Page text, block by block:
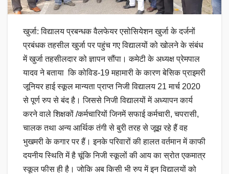
खुर्जा: विद्यालय प्रबन्धक वैलफेयर एसोसियेशन खुर्जा के दर्जनों
प्रबंधक तहसील खुर्जा पर पहुंच गए विद्यालयों को खोलने के संबंध
में खुर्जा तहसीलदार को ज्ञापन सौंपा। कमेटी के अध्यक्ष प्रेमपाल
यादव ने बताया कि कोविड-19 महामारी के कारण बेसिक प्राइमरी
जूनियर हाई स्कूल मान्यता प्राप्त निजी विद्यालय 21 मार्च 2020
से पूर्ण रुप से बंद है। जिससे निजी विद्यालयों में अध्यापन कार्य
करने वाले शिक्षकों /कर्मचारियों जिनमें सफाई कर्मचारी, चपरासी,
चालक तथा अन्य आर्थिक तंगी से बुरी तरह से जूझ रहे हैं वह
भुखमरी के कगार पर हैं। इनके परिवारों की हालत वर्तमान में काफी
दयनीय स्थिति में है चूंकि निजी स्कूलों की आय का स्रोत एकमात्र
स्कूल फीस ही है। जोकि अब किसी भी रुप में इन विद्यालयों को